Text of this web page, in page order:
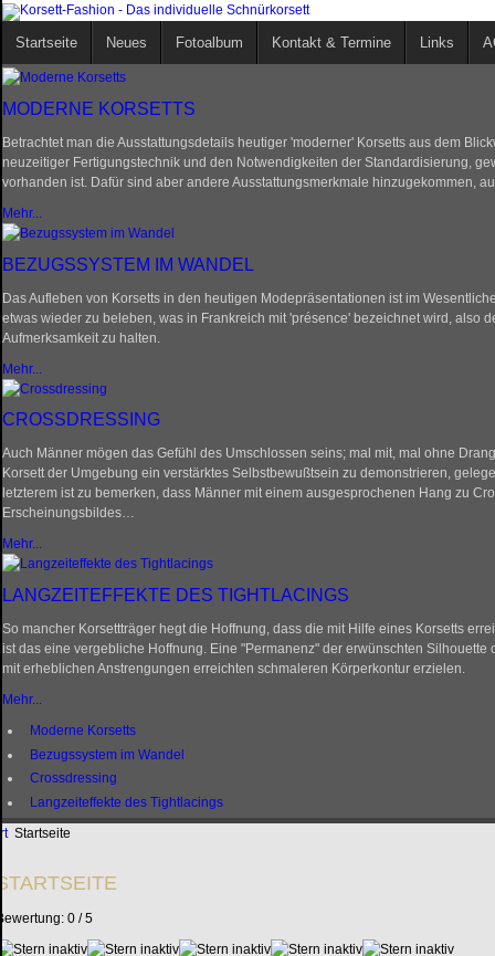
Startseite Neues Fotoalbum Kontakt & Termine Links
MODERNE KORSETTS
Betrachtet man die Ausstattungsdetails heutiger 'moderner' Korsetts aus dem
neuzeitiger Fertigungstechnik und den Notwendigkeiten der Standardisierung,
vorhanden ist. Dafür sind aber andere Ausstattungsmerkmale hinzugekommen,
Mehr...
BEZUGSSYSTEM IM WANDEL
Das Aufleben von Korsetts in den heutigen Modepräsentationen ist im
etwas wieder zu beleben, was in Frankreich mit 'présence' bezeichnet wird, also
Aufmerksamkeit zu halten.
Mehr...
CROSSDRESSING
Auch Männer mögen das Gefühl des Umschlossen seins; mal mit, mal ohne
Korsett der Umgebung ein verstärktes Selbstbewußtsein zu demonstrieren,
letzterem ist zu bemerken, dass Männer mit einem ausgesprochenen Hang zu
Erscheinungsbildes…
Mehr...
LANGZEITEFFEKTE DES TIGHTLACINGS
So mancher Korsettträger hegt die Hoffnung, dass die mit Hilfe eines Korsetts
ist das eine vergebliche Hoffnung. Eine "Permanenz" der erwünschten
mit erheblichen Anstrengungen erreichten schmaleren Körperkontur erzielen.
Mehr...
Moderne Korsetts
Bezugssystem im Wandel
Crossdressing
Langzeiteffekte des Tightlacings
Startseite
0 /5